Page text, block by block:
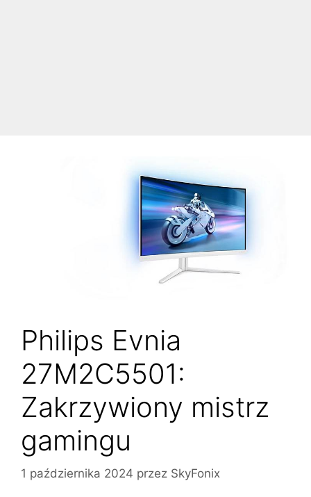
Philips Evnia
27M2C5501:
Zakrzywiony mistrz
gamingu
1 października 2024 przez SkyFonix